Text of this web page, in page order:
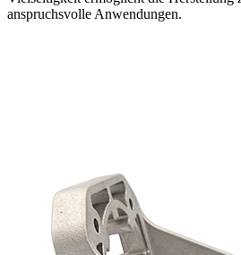
anspruchsvolle Anwendungen.